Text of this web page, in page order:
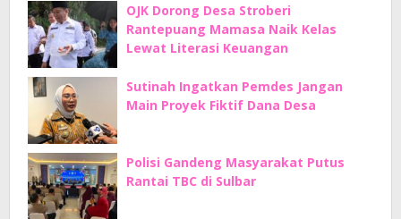
OJK Dorong Desa Stroberi
Rantepuang Mamasa Naik Kelas
Lewat Literasi Keuangan
Sutinah Ingatkan Pemdes Jangan
Main Proyek Fiktif Dana Desa
Polisi Gandeng Masyarakat Putus
Rantai TBC di Sulbar